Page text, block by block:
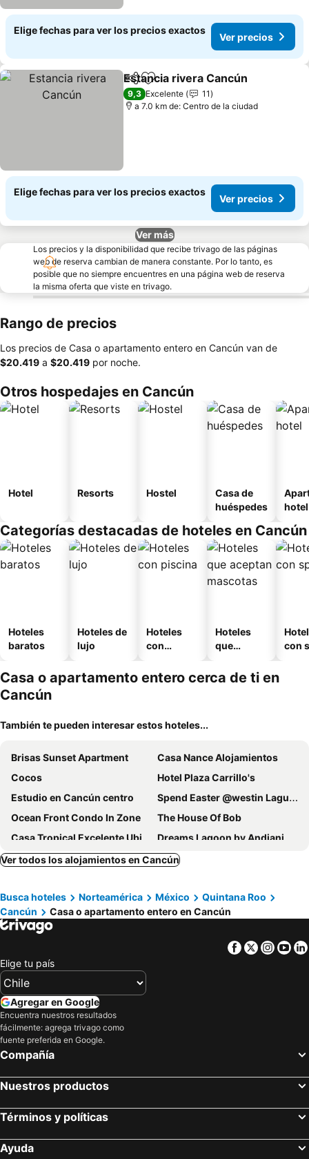
Elige fechas para ver los precios exactos
Ver precios
CompartirAgregar a favoritos
Estancia rivera Cancún
9,3 Excelente
11
a 7.0 km de: Centro de la ciudad
Elige fechas para ver los precios exactos
Ver precios
Ver más
Los precios y la disponibilidad que recibe trivago de las páginas
web de reserva cambian de manera constante. Por lo tanto, es
posible que no siempre encuentres en una página web de reserva
la misma oferta que viste en trivago.
Rango de precios
Los precios de Casa o apartamento entero en Cancún van de
‎$20.419 a ‎$20.419 por noche.
Otros hospedajes en Cancún
Hotel Resorts Hostel
Casa de
huéspedes
hotel
Categorías destacadas de hoteles en Cancún
Hoteles
baratos
Hoteles de
lujo
Hoteles
con
Hoteles
que
mascotas
con
Casa o apartamento entero cerca de ti en
Cancún
También te pueden interesar estos hoteles...
Brisas Sunset Apartment
Casa Nance Alojamientos
Cocos
Hotel Plaza Carrillo's
Estudio en Cancún centro
Spend Easter @westin Lagunamar Ocean Resort Villas & Spa
Ocean Front Condo In Zone
The House Of Bob
Casa Tropical Excelente Ubicacion Facturamos!
Dreams Lagoon by Andiani Travel
Lirios Residencial Cancun
Ver todos los alojamientos en Cancún
Busca hoteles Norteamérica México
Quintana Roo
Cancún
Casa o apartamento entero en Cancún
Facebook
Twitter
Elige tu país
Agregar en Google
Encuentra nuestros resultados
fácilmente: agrega trivago como
fuente preferida en Google.
Compañía
Nuestros productos
Términos y políticas
Ayuda